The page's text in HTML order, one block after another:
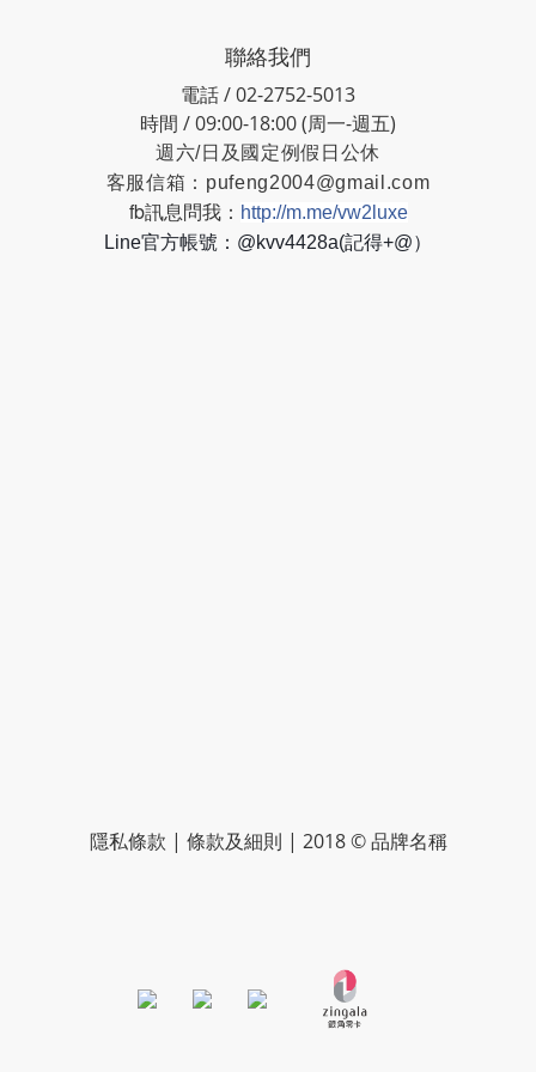
聯絡我們
電話 / 02-2752-5013
時間 / 09:00-18:00 (周一-週五)
週六/日及國定例假日公休
客服信箱： pufeng2004@gmail.com
fb訊息問我： http://m.me/vw2luxe
Line官方帳號：@kvv4428a(記得+@）
隱私條款 | 條款及細則 | 2018 © 品牌名稱